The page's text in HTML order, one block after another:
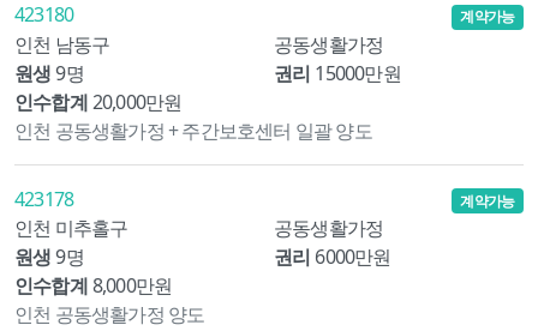
423180
인천 남동구
공동생활가정
원생 9명 권리 15000만원
인수합계20,000만원
계약가능
인천 공동생활가정 + 주간보호센터 일괄 양도
423178
인천 미추홀구
공동생활가정
원생 9명 권리 6000만원
인수합계8,000만원
계약가능
인천 공동생활가정 양도